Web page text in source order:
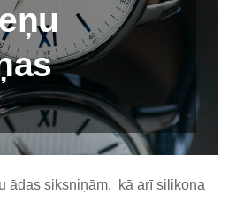
ādas siksniņām, kā arī silikona